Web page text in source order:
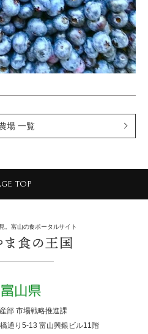
場 一覧
TOP
。富山の食ポータルサイト
部 市場戦略推進課
通り5-13 富山興銀ビル11階